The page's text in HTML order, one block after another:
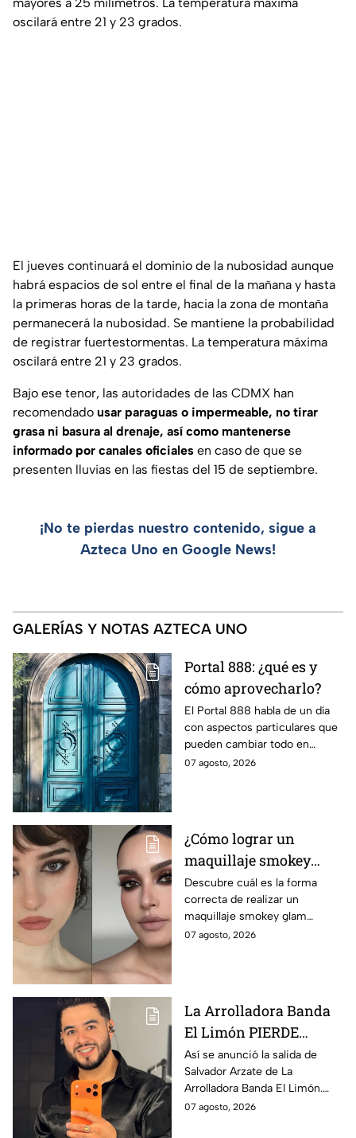
oscilará entre 21 y 23 grados.
El jueves continuará el dominio de la nubosidad aunque
habrá espacios de sol entre el final de la mañana y hasta
la primeras horas de la tarde, hacia la zona de montaña
permanecerá la nubosidad. Se mantiene la probabilidad
de registrar fuertestormentas. La temperatura máxima
oscilará entre 21 y 23 grados.
Bajo ese tenor, las autoridades de las CDMX han
recomendado usar paraguas o impermeable, no tirar
grasa ni basura al drenaje, así como mantenerse
informado por canales oficiales en caso de que se
presenten lluvias en las fiestas del 15 de septiembre.
¡No te pierdas nuestro contenido, sigue a
Azteca Uno en Google News!
GALERÍAS Y NOTAS AZTECA UNO
Portal 888: ¿qué es y
cómo aprovecharlo?
El Portal 888 habla de un día
con aspectos particulares que
pueden cambiar todo en
cuanto a la forma de recibir al
07 agosto, 2026
¿Cómo lograr un
maquillaje smokey
glam moderno sin que
los párpados luzcan
pesados o acartonados?
Descubre cuál es la forma
correcta de realizar un
maquillaje smokey glam
moderno sin que tus párpados
07 agosto, 2026
La Arrolladora Banda
El Limón PIERDE
integrante. ¿De quién se
trata y por qué?
Así se anunció la salida de
Salvador Arzate de La
Arrolladora Banda El Limón.
“Hoy me toca cerrar el capítulo
07 agosto, 2026